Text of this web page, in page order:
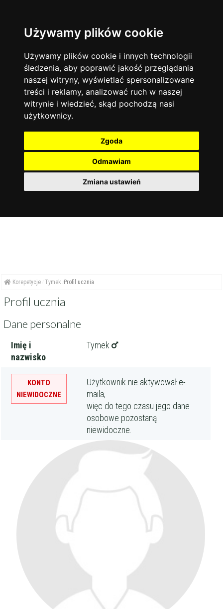
Używamy plików cookie
Używamy plików cookie i innych technologii
śledzenia, aby poprawić jakość przeglądania
naszej witryny, wyświetlać spersonalizowane
treści i reklamy, analizować ruch w naszej
witrynie i wiedzieć, skąd pochodzą nasi
użytkownicy.
Zgoda
Odmawiam
Zmiana ustawień
Język angielski 13744
Matematyka 12927
Chemia 4886
Język niemiecki 4307
Język polski 3426
Fizyka
Język francuski
Warszawa
Korepetycje
Online
14835
Kraków 7753
Wrocław
Łódź 3511
Gdańsk 2075
zakres dni
Wtorek
Środa
Czwartek
Piątek
Sobota
Niedziela
więcej filtrów Filtruj
Filtry
Szukaj w promieniu
km
Moja lokalizacja
Maksymalna cena
prace pisemne (pomoc)
Korepetycje Tymek Profil ucznia
Profil ucznia
Dane personalne
Imię i
nazwisko
Tymek
KONTO
NIEWIDOCZNE
Użytkownik nie aktywował e-
maila,
więc do tego czasu jego dane
osobowe pozostaną
niewidoczne.